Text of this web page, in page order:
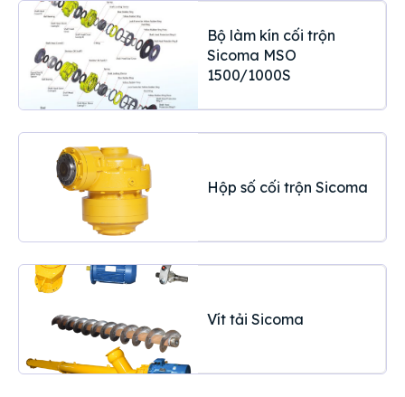
Bộ làm kín cối trộn
Sicoma MSO
1500/1000S
Hộp số cối trộn Sicoma
Vít tải Sicoma